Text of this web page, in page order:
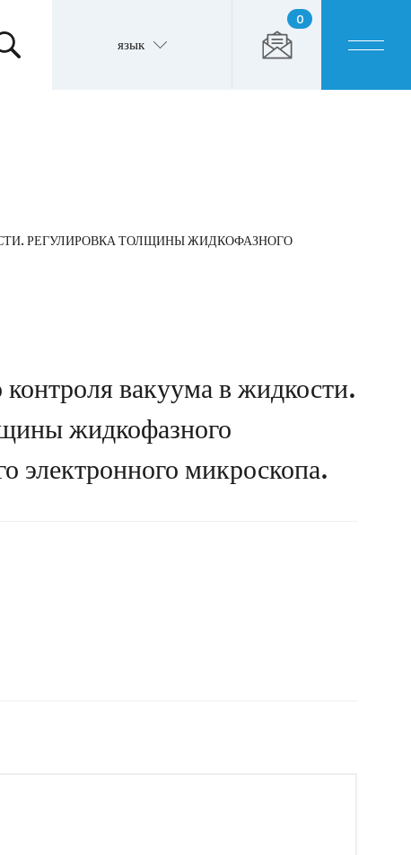
язык
0
РЕГУЛИРОВКА ТОЛЩИНЫ ЖИДКОФАЗНОГО
вакуума в жидкости.
жидкофазного
электронного микроскопа.